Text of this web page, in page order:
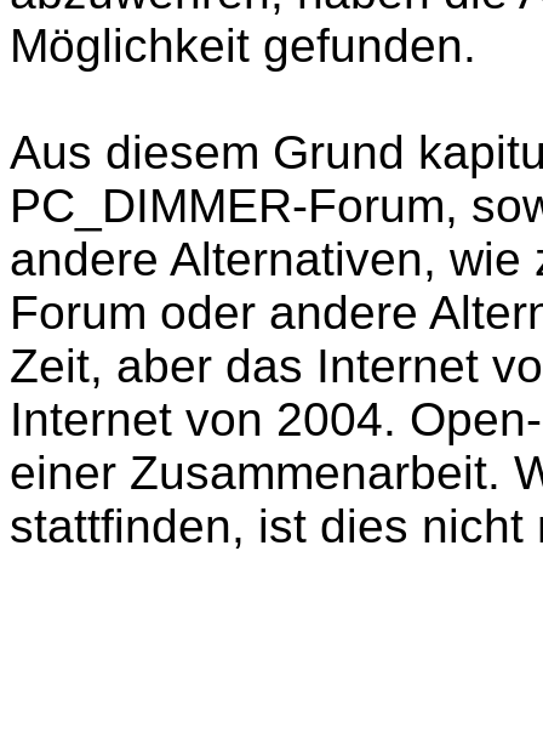
Möglichkeit gefunden.
Aus diesem Grund
PC_DIMMER-Forum,
andere Alternativen,
Forum oder andere
Zeit, aber das Internet
Internet von 2004.
einer Zusammenarbeit.
stattfinden, ist dies nicht